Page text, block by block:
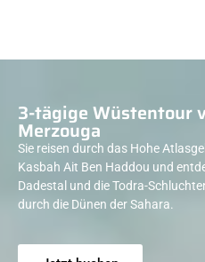
3-tägige Wüstentour
Merzouga
Sie reisen durch das Hohe
Kasbah Ait Ben Haddou und
Dadestal und die Todra-
durch die Dünen der Sahara.